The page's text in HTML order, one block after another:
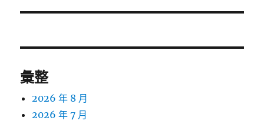
文
彙整
2026 年 8 月
2026 年 7 月